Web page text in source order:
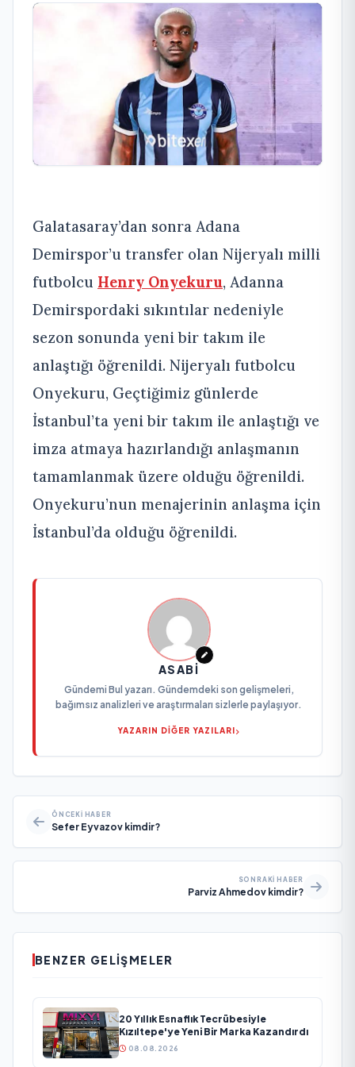
Galatasaray’dan sonra Adana
Demirspor’u transfer olan Nijeryalı milli
futbolcu Henry Onyekuru, Adanna
Demirspordaki sıkıntılar nedeniyle
sezon sonunda yeni bir takım ile
anlaştığı öğrenildi. Nijeryalı futbolcu
Onyekuru, Geçtiğimiz günlerde
İstanbul’ta yeni bir takım ile anlaştığı ve
imza atmaya hazırlandığı anlaşmanın
tamamlanmak üzere olduğu öğrenildi.
Onyekuru’nun menajerinin anlaşma için
İstanbul’da olduğu öğrenildi.
ASABI
Gündemi Bul yazarı. Gündemdeki son gelişmeleri,
bağımsız analizleri ve araştırmaları sizlerle paylaşıyor.
YAZARIN DİĞER YAZILARI
ÖNCEKI HABER
Sefer Eyvazov kimdir?
SONRAKI HABER
Parviz Ahmedov kimdir?
BENZER GELIŞMELER
20 Yıllık Esnaflık Tecrübesiyle
Kızıltepe'ye Yeni Bir Marka Kazandırdı
08.08.2026